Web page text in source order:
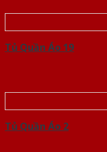
Tủ Quần Áo 19
Tủ Quần Áo 2